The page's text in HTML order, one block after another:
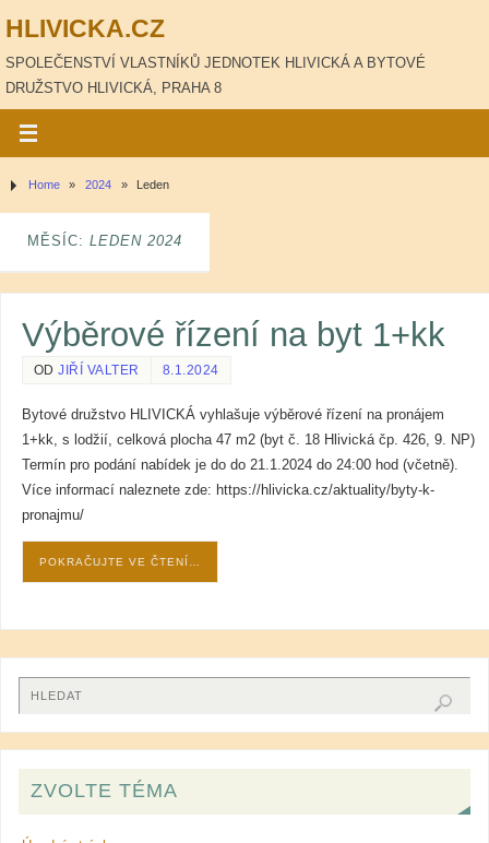
HLIVICKA.CZ
SPOLEČENSTVÍ VLASTNÍKŮ JEDNOTEK HLIVICKÁ A BYTOVÉ
DRUŽSTVO HLIVICKÁ, PRAHA 8
Home » 2024 » Leden
MĚSÍC: LEDEN 2024
Výběrové řízení na byt 1+kk
ODJIŘÍ VALTER 8.1.2024
Bytové družstvo HLIVICKÁ vyhlašuje výběrové řízení na pronájem
1+kk, s lodžií, celková plocha 47 m2 (byt č. 18 Hlivická čp. 426, 9. NP)
Termín pro podání nabídek je do do 21.1.2024 do 24:00 hod (včetně).
Více informací naleznete zde: https://hlivicka.cz/aktuality/byty-k-
pronajmu/
POKRAČUJTE VE ČTENÍ…
ZVOLTE TÉMA